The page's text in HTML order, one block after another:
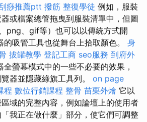
痧推薦ptt 撥筋 整復學徒 例如，服裝
或檔案總管拖曳到服裝清單中，但圖
png、gif等）也可以以傳統方式開
吸管工具也從舞台上拾取顏色。 身
拔罐教學 登記工商 seo服務 到府外
螢幕模式中的一些不必要的效果，
器並隱藏綠旗工具列。 on page
程 數位行銷課程 整骨 苗栗外燴 它以
域的完整內容，例如論壇上的使用者
我正在做什麼」部分，使它們可調整